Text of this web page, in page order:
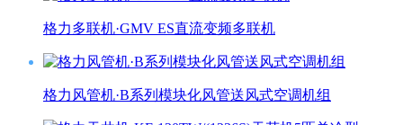
格力多联机·GMV ES直流变频多联机
格力风管机·B系列模块化风管送风式空调机组